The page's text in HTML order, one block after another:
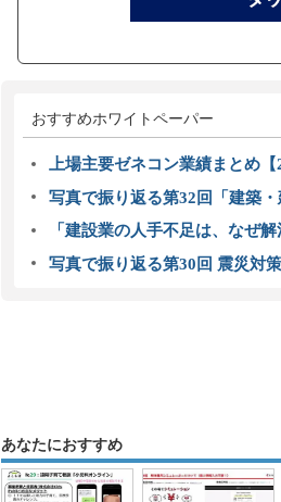
おすすめホワイトペーパー
上場主要ゼネコン業績まとめ
写真で振り返る第32回「建築・
「建設業の人手不足は、なぜ
写真で振り返る第30回 震災対
あなたにおすすめ